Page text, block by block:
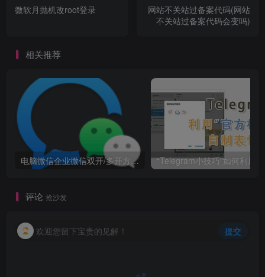
微软月抛机改root登录
网站不关站过备案代码(网站
不关站过备案代码会变吗)
相关推荐
电脑微信企业微信双开/多开方法(最简单粗暴的解决方案)
评论 抢沙发
欢迎您留下宝贵的见解！ 提交